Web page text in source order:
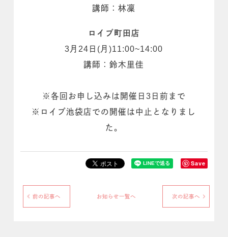
講師：林凜
ロイブ町田店
3月24日(月)11:00~14:00
講師：鈴木里佳
※各回お申し込みは開催日3日前まで
※ロイブ池袋店での開催は中止となりまし
た。
Save
前の記事へ お知らせ一覧へ 次の記事へ